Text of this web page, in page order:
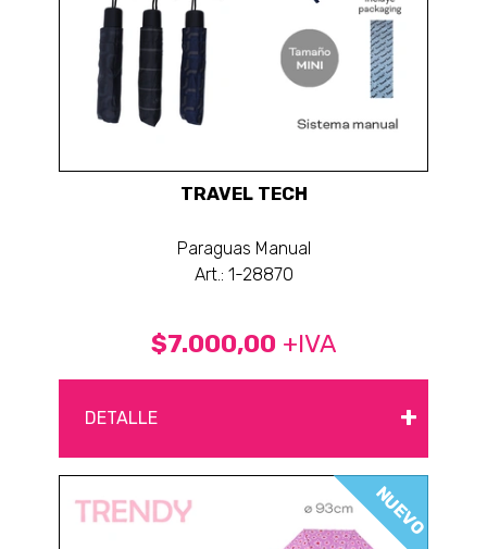
TRAVEL TECH
Paraguas Manual
Art.: 1-28870
$7.000,00 +IVA
DETALLE +
NUEVO